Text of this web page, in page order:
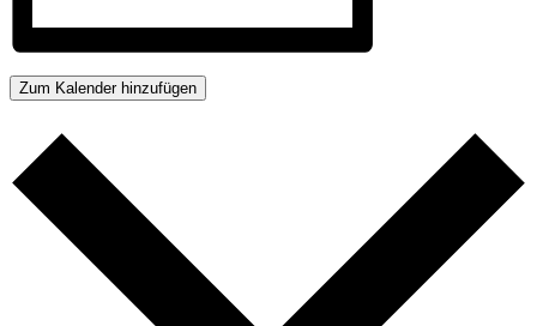
Zum Kalender hinzufügen